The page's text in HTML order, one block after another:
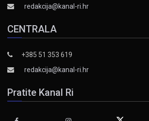
redakcija@kanal-ri.hr
CENTRALA
+385 51 353 619
redakcija@kanal-ri.hr
Pratite Kanal Ri